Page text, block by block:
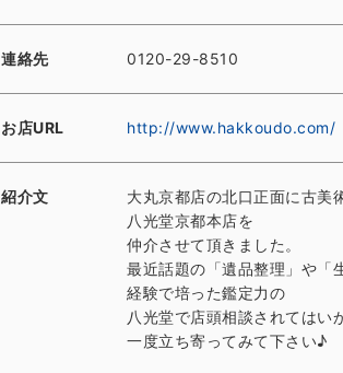
連絡先 0120-29-8510
お店URL http://www.hakkoudo.com/
紹介文
大丸京都店の北口正面に古
八光堂京都本店を
仲介させて頂きました。
最近話題の「遺品整理」や「
経験で培った鑑定力の
八光堂で店頭相談されてはい
一度立ち寄ってみて下さい♪